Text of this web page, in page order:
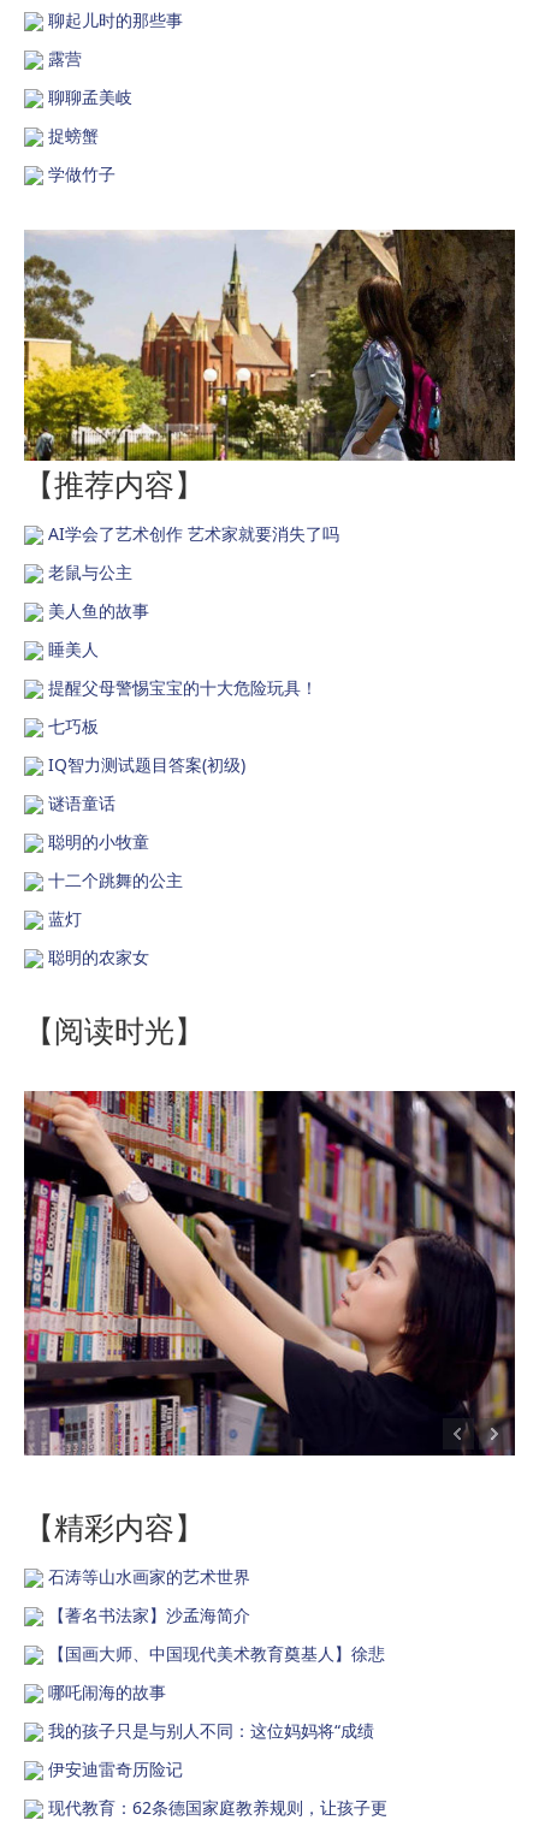
聊起儿时的那些事
露营
聊聊孟美岐
捉螃蟹
学做竹子
【推荐内容】
AI学会了艺术创作 艺术家就要消失了吗
老鼠与公主
美人鱼的故事
睡美人
提醒父母警惕宝宝的十大危险玩具！
七巧板
IQ智力测试题目答案(初级)
谜语童话
聪明的小牧童
十二个跳舞的公主
蓝灯
聪明的农家女
【阅读时光】
【精彩内容】
石涛等山水画家的艺术世界
【蓍名书法家】沙孟海简介
【国画大师、中国现代美术教育奠基人】徐悲
哪吒闹海的故事
我的孩子只是与别人不同：这位妈妈将“成绩
伊安迪雷奇历险记
现代教育：62条德国家庭教养规则，让孩子更